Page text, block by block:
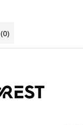
(0)